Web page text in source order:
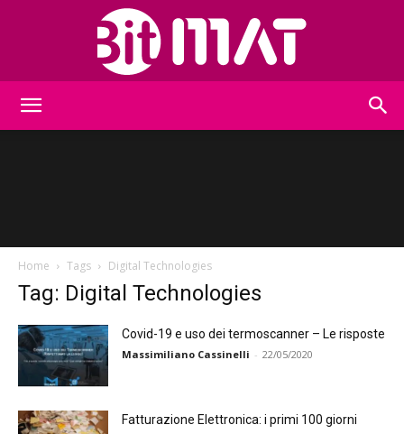
Home Tags Digital Technologies
Tag: Digital Technologies
Covid-19 e uso dei termoscanner – Le risposte
Massimiliano Cassinelli - 22/05/2020
Fatturazione Elettronica: i primi 100 giorni